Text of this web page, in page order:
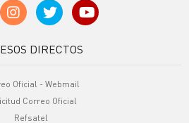
DIRECTOS
Oficial - Webmail
Correo Oficial
Refsatel